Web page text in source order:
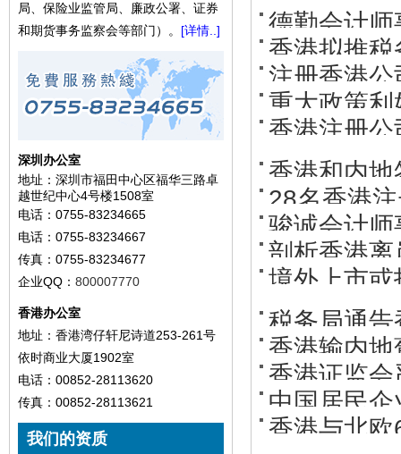
局、保险业监管局、廉政公署、证券
和期货事务监察会等部门）。 [详情..]
深圳办公室
地址：深圳市福田中心区福华三路卓
越世纪中心4号楼1508室
电话：0755-83234665
电话：0755-83234667
传真：0755-83234677
企业QQ： 800007770
香港办公室
地址：香港湾仔轩尼诗道253-261号
依时商业大厦1902室
电话：00852-28113620
传真：00852-28113621
我们的资质
德勤会计
强税务竞争
香港拟推
定谈判
注册香港
平道路
重大政策
香港注册
区别？
香港和内
排第四议定
28名香港
骏诚会计
剖析香港
境外上市
产
税务局通
香港输内
香港证监
中国居民
香港与北